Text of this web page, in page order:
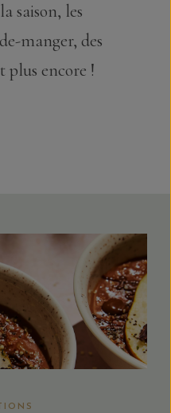
saison, les
manger, des
plus encore !